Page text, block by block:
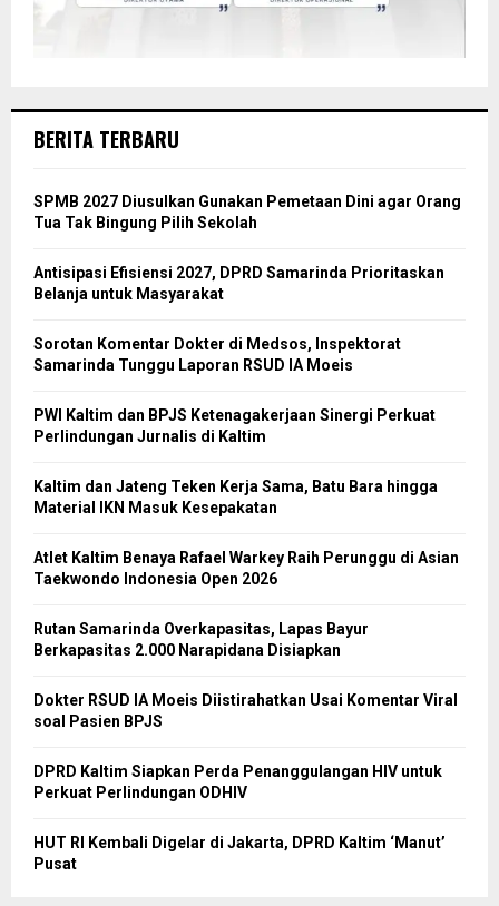
BERITA TERBARU
SPMB 2027 Diusulkan Gunakan Pemetaan Dini agar Orang
Tua Tak Bingung Pilih Sekolah
Antisipasi Efisiensi 2027, DPRD Samarinda Prioritaskan
Belanja untuk Masyarakat
Sorotan Komentar Dokter di Medsos, Inspektorat
Samarinda Tunggu Laporan RSUD IA Moeis
PWI Kaltim dan BPJS Ketenagakerjaan Sinergi Perkuat
Perlindungan Jurnalis di Kaltim
Kaltim dan Jateng Teken Kerja Sama, Batu Bara hingga
Material IKN Masuk Kesepakatan
Atlet Kaltim Benaya Rafael Warkey Raih Perunggu di Asian
Taekwondo Indonesia Open 2026
Rutan Samarinda Overkapasitas, Lapas Bayur
Berkapasitas 2.000 Narapidana Disiapkan
Dokter RSUD IA Moeis Diistirahatkan Usai Komentar Viral
soal Pasien BPJS
DPRD Kaltim Siapkan Perda Penanggulangan HIV untuk
Perkuat Perlindungan ODHIV
HUT RI Kembali Digelar di Jakarta, DPRD Kaltim ‘Manut’
Pusat